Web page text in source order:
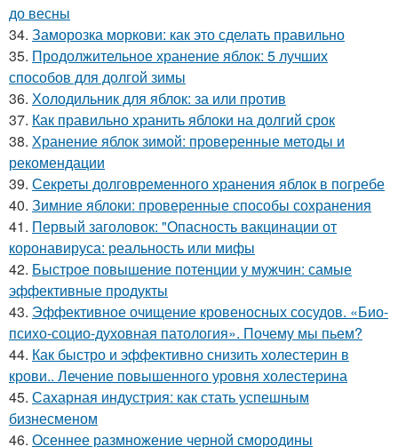
до весны
34. Заморозка моркови: как это сделать правильно
35. Продолжительное хранение яблок: 5 лучших
способов для долгой зимы
36. Холодильник для яблок: за или против
37. Как правильно хранить яблоки на долгий срок
38. Хранение яблок зимой: проверенные методы и
рекомендации
39. Секреты долговременного хранения яблок в погребе
40. Зимние яблоки: проверенные способы сохранения
41. Первый заголовок: "Опасность вакцинации от
коронавируса: реальность или мифы
42. Быстрое повышение потенции у мужчин: самые
эффективные продукты
43. Эффективное очищение кровеносных сосудов. «Био-
психо-социо-духовная патология». Почему мы пьем?
44. Как быстро и эффективно снизить холестерин в
крови.. Лечение повышенного уровня холестерина
45. Сахарная индустрия: как стать успешным
бизнесменом
46. Осеннее размножение черной смородины